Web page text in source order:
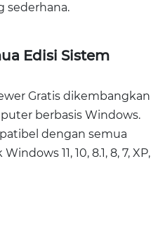
sederhana.
Edisi Sistem
Gratis dikembangkan
berbasis Windows.
dengan semua
11, 10, 8.1, 8, 7, XP,